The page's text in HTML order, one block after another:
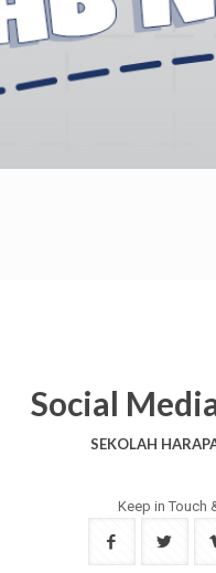
Social
SEKOLAH
Keep in Touch